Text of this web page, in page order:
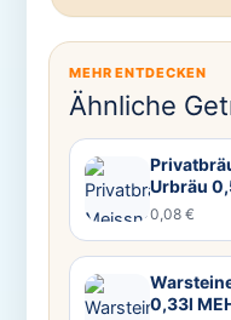
MEHR ENTDECKEN
Ähnliche
Urbräu
0,08 €
0,33l